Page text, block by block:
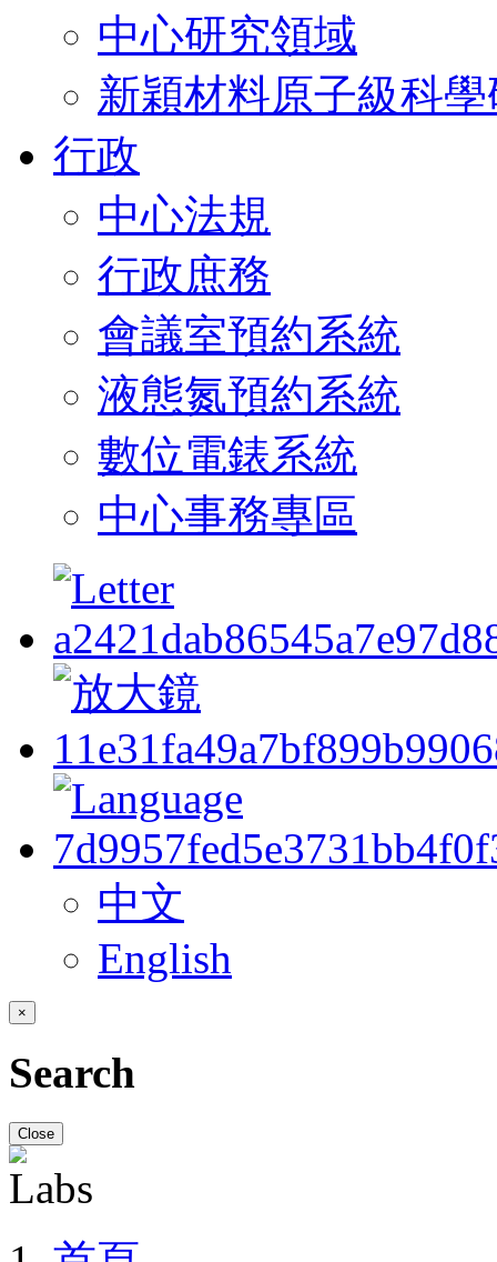
中心研究領域
新穎材料原子級科
行政
中心法規
行政庶務
會議室預約系統
液態氮預約系統
數位電錶系統
中心事務專區
中文
English
×
Search
Close